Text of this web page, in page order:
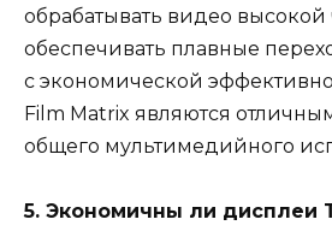
обрабатывать видео высокой
обеспечивать плавные
с экономической
Film Matrix являются
общего мультимедийного
5. Экономичны ли дисплеи